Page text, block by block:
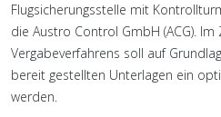
Flugsicherungsstelle mit
die Austro Control GmbH (ACG).
Vergabeverfahrens soll auf
bereit gestellten Unterlagen ein
werden.